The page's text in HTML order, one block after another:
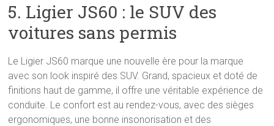
5. Ligier JS60 : le SUV des
voitures sans permis
Le Ligier JS60 marque une nouvelle ère pour la marque
avec son look inspiré des SUV. Grand, spacieux et doté de
finitions haut de gamme, il offre une véritable expérience de
conduite. Le confort est au rendez-vous, avec des sièges
ergonomiques, une bonne insonorisation et des